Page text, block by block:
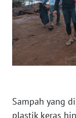
Sampah yang
plastik keras
WN
BABEL
WN
WN
SUMSEL